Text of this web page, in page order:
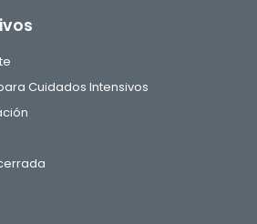
Cuidados Intensivos